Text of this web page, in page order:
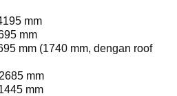
mm
mm, dengan roof
mm
mm